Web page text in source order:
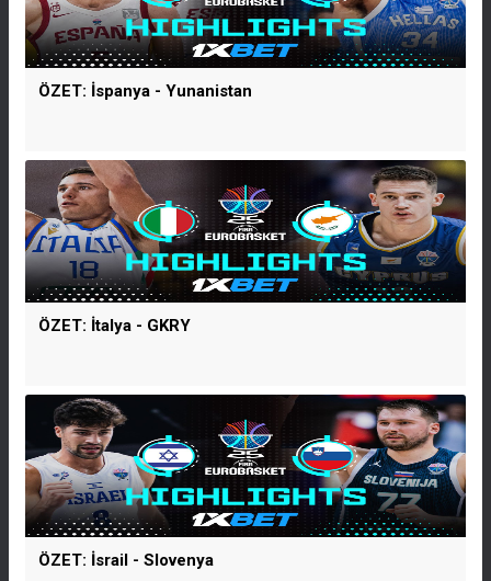
ÖZET: İspanya - Yunanistan
ÖZET: İtalya - GKRY
ÖZET: İsrail - Slovenya